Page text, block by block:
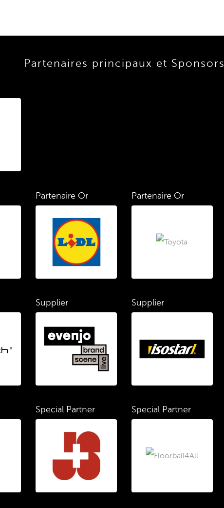
Partenaires principaux et Sponsors
Partenaire Or Partenaire Or
Supplier Supplier
Special Partner Special Partner